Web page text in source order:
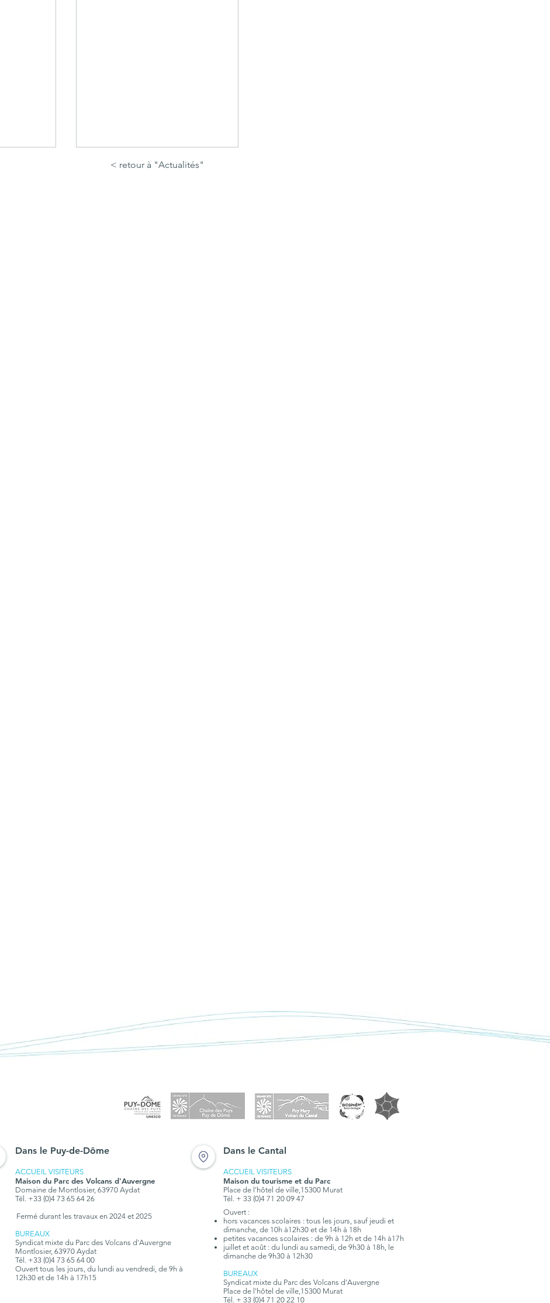
< retour à "Actualités"
Dans le Puy-de-Dôme
ACCUEIL VISITEURS
Maison du Parc des Volcans d'Auvergne
Domaine de Montlosier, 63970 Aydat
Tél. +33 (0)4 73 65 64 26
Fermé durant les travaux en 2024 et 2025
BUREAUX
Syndicat mixte du Parc des Volcans d'Auvergne
Montlosier, 63970 Aydat
Tél. +33 (0)4 73 65 64 00
Ouvert tous les jours, du lundi au vendredi, de 9h à
12h30 et de 14h à 17h15
Dans le Cantal
ACCUEIL VISITEURS
Maison du tourisme et du Parc
Place de l'hôtel de ville,15300 Murat
Tél. + 33 (0)4 71 20 09 47
Ouvert :
hors vacances scolaires : tous les jours, sauf jeudi et
dimanche, de 10h à12h30 et de 14h à 18h
petites vacances scolaires : de 9h à 12h et de 14h à17h
juillet et août : du lundi au samedi, de 9h30 à 18h, le
dimanche de 9h30 à 12h30
BUREAUX
Syndicat mixte du Parc des Volcans d'Auvergne
Place de l'hôtel de ville,15300 Murat
Tél. + 33 (0)4 71 20 22 10